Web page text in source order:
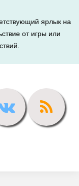
ярлык на
от игры или